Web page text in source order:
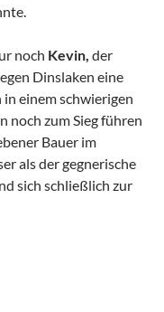
noch Kevin, der
Dinslaken eine
einem schwierigen
noch zum Sieg führen
Bauer im
als der gegnerische
sich schließlich zur